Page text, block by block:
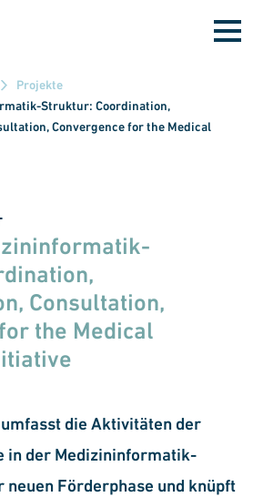
Projekte
Struktur: Coordination,
Convergence for the Medical
Consultation,
the Medical
die Aktivitäten der
in der Medizininformatik-
neuen Förderphase und knüpft